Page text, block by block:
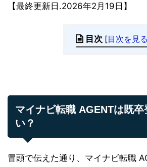
【最終更新日.2026年2月19日】
目次 [目次を見る
マイナビ転職 AGENTは既
い？
冒頭で伝えた通り、マイナビ転職